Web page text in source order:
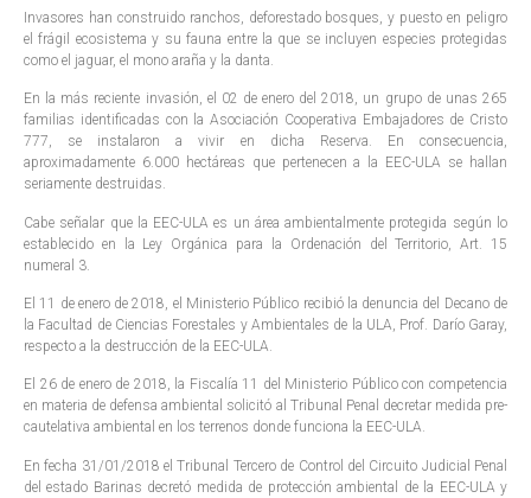
Invasores han construido ranchos, deforestado bosques, y puesto en peligro
el frágil ecosistema y su fauna entre la que se incluyen especies protegidas
como el jaguar, el mono araña y la danta.
En la más reciente invasión, el 02 de enero del 2018, un grupo de unas 265
familias identificadas con la Asociación Cooperativa Embajadores de Cristo
777, se instalaron a vivir en dicha Reserva. En consecuencia,
aproximadamente 6.000 hectáreas que pertenecen a la EEC-ULA se hallan
seriamente destruidas.
Cabe señalar que la EEC-ULA es un área ambientalmente protegida según lo
establecido en la Ley Orgánica para la Ordenación del Territorio, Art. 15
numeral 3.
El 11 de enero de 2018, el Ministerio Público recibió la denuncia del Decano de
la Facultad de Ciencias Forestales y Ambientales de la ULA, Prof. Darío Garay,
respecto a la destrucción de la EEC-ULA.
El 26 de enero de 2018, la Fiscalía 11 del Ministerio Público con competencia
en materia de defensa ambiental solicitó al Tribunal Penal decretar medida pre-
cautelativa ambiental en los terrenos donde funciona la EEC-ULA.
En fecha 31/01/2018 el Tribunal Tercero de Control del Circuito Judicial Penal
del estado Barinas decretó medida de protección ambiental de la EEC-ULA y